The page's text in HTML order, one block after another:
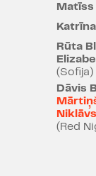
krietni
domu
viņš ir
Matīss
Rūta
(Sofija)
Dāvis
(Red